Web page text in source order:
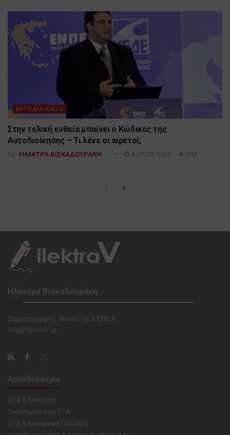
ΑΥΤΟΔΙΟΙΚΗΣΗ
Στην τελική ευθεία μπαίνει ο Κώδικας της
Αυτοδιοίκησης – Τι λένε οι αιρετοί;
by ΗΛΕΚΤΡΑ ΒΙΣΚΑΔΟΥΡΑΚΗ April 28, 2025 304
Ηλέκτρα Βισκαδουράκη
Δημοσιογράφος, Μέλος της ΕΣHΕΑ
info@ilektraV.gr
Αυτοδιοίκηση
ΟΤΑ & Πολιτική
Οικονομικά των ΟΤΑ
ΟΤΑ & Κοινωνική Πολιτική